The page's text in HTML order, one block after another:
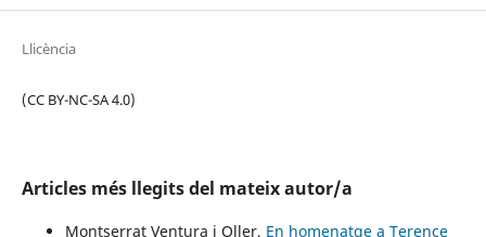
Llicència
(CC BY-NC-SA 4.0)
Articles més llegits del mateix autor/a
Montserrat Ventura i Oller, En homenatge a Terence